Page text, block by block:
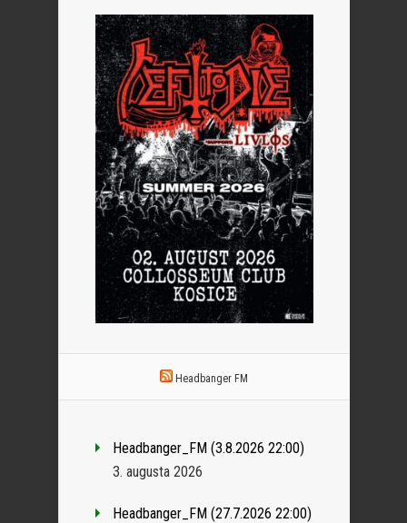
Headbanger FM
Headbanger_FM (3.8.2026 22:00)
3. augusta 2026
Headbanger_FM (27.7.2026 22:00)